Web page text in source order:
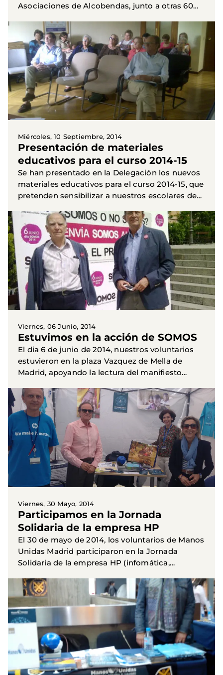
Asociaciones de Alcobendas, junto a otras 60
atendieron una...
Miércoles, 10 Septiembre, 2014
Presentación de materiales
educativos para el curso 2014-15
Se han presentado en la Delegación los nuevos
materiales educativos para el curso 2014-15, que
pretenden sensibilizar a nuestros escolares de
responsabilidad para...
Viernes, 06 Junio, 2014
Estuvimos en la acción de SOMOS
El dia 6 de junio de 2014, nuestros voluntarios
estuvieron en la plaza Vazquez de Mella de
Madrid, apoyando la lectura del manifiesto
Manos Unidas forma...
Viernes, 30 Mayo, 2014
Participamos en la Jornada
Solidaria de la empresa HP
El 30 de mayo de 2014, los voluntarios de Manos
Unidas Madrid participaron en la Jornada
Solidaria de la empresa HP (infomática,
instalación de una mesa...